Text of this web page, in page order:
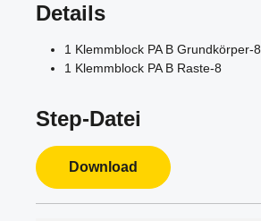
Details
1 Klemmblock PA B Grundkörper-8
1 Klemmblock PA B Raste-8
Step-Datei
Download